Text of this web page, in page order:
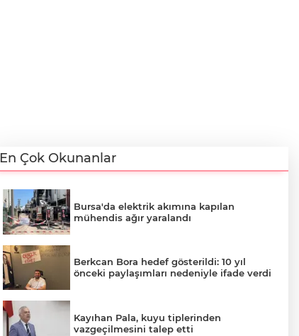
En Çok Okunanlar
Bursa'da elektrik akımına kapılan
mühendis ağır yaralandı
Berkcan Bora hedef gösterildi: 10 yıl
önceki paylaşımları nedeniyle ifade verdi
Kayıhan Pala, kuyu tiplerinden
vazgeçilmesini talep etti